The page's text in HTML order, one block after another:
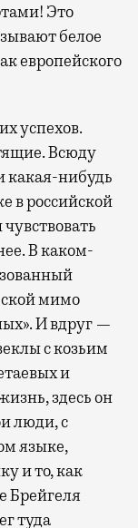
Это
белое
европейского
успехов.
Всюду
какая-нибудь
в российской
В каком-
мимо
И вдруг —
с козьим
и
здесь он
люди, с
языке,
и то, как
Брейгеля
туда